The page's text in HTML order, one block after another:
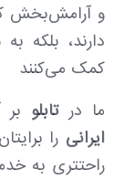
و آرامش‌بخش
دارند، بلکه
کمک می‌کنند
ما درتابلو
ایرانی را
راحتتری به